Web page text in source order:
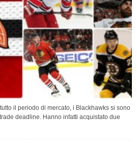
il periodo di mercato, i Blackhawks si sono
deadline. Hanno infatti acquistato due